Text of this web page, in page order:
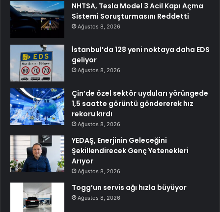
NHTSA, Tesla Model 3 Acil Kapı Açma
Sistemi Soruşturmasını Reddetti
Ağustos 8, 2026
İstanbul’da 128 yeni noktaya daha EDS
geliyor
Ağustos 8, 2026
Çin’de özel sektör uyduları yörüngede
1,5 saatte görüntü göndererek hız
rekoru kırdı
Ağustos 8, 2026
YEDAŞ, Enerjinin Geleceğini
Şekillendirecek Genç Yetenekleri
Arıyor
Ağustos 8, 2026
Togg’un servis ağı hızla büyüyor
Ağustos 8, 2026